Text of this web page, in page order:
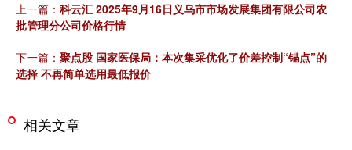
上一篇： 科云汇 2025年9月16日义乌市市场发展集团有限公司农
批管理分公司价格行情
下一篇： 聚点股 国家医保局：本次集采优化了价差控制“锚点”的
选择 不再简单选用最低报价
相关文章